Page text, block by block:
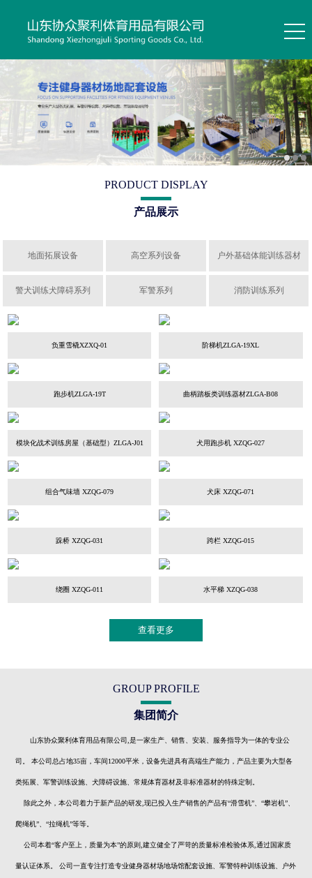
PRODUCT DISPLAY
产品展示
地面拓展设备 高空系列设备 户外基础体能训练器材
警犬训练犬障碍系列 军警系列 消防训练系列
负重雪橇XZXQ-01 阶梯机ZLGA-19XL
跑步机ZLGA-19T 曲柄踏板类训练器材ZLGA-B08
模块化战术训练房屋（基础型）ZLGA-J01 犬用跑步机 XZQG-027
组合气味墙 XZQG-079 犬床 XZQG-071
跺桥 XZQG-031 跨栏 XZQG-015
绕圈 XZQG-011 水平梯 XZQG-038
查看更多
GROUP PROFILE
集团简介
山东协众聚利体育用品有限公司,是一家生产、销售、安装、服务指导为一体的专业公
司。 本公司总占地35亩，车间12000平米，设备先进具有高端生产能力，产品主要为大型各
类拓展、军警训练设施、犬障碍设施、常规体育器材及非标准器材的特殊定制。
除此之外，本公司着力于新产品的研发,现已投入生产销售的产品有“滑雪机”、“攀岩机”、
爬绳机”、“拉绳机”等等。
公司本着“客户至上，质量为本”的原则,建立健全了严苛的质量标准检验体系,通过国家质
量认证体系。 公司一直专注打造专业健身器材场地场馆配套设施、军警特种训练设施、户外